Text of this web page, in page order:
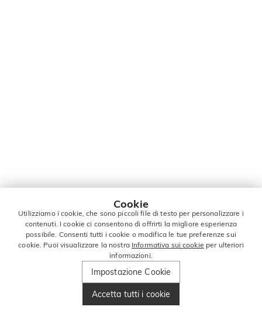
Cookie
Utilizziamo i cookie, che sono piccoli file di testo per personalizzare i
contenuti. I cookie ci consentono di offrirti la migliore esperienza
possibile. Consenti tutti i cookie o modifica le tue preferenze sui
cookie. Puoi visualizzare la nostra Informativa sui cookie per ulteriori
informazioni.
Impostazione Cookie
Accetta tutti i cookie